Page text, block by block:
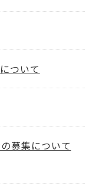
ついて
募集について